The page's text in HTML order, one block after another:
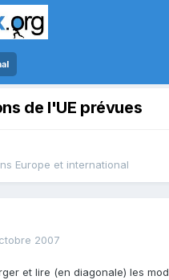
de l'UE prévues
Europe et international
2007
et lire (en diagonale) les